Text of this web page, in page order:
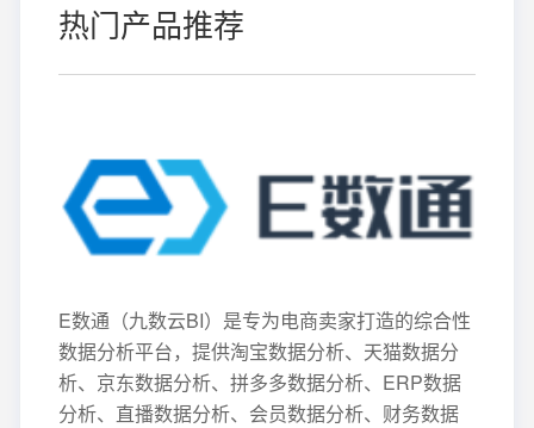
热门产品推荐
E数通（九数云BI）是专为电商卖家打造的综合性
数据分析平台，提供淘宝数据分析、天猫数据分
析、京东数据分析、拼多多数据分析、ERP数据
分析、直播数据分析、会员数据分析、财务数据